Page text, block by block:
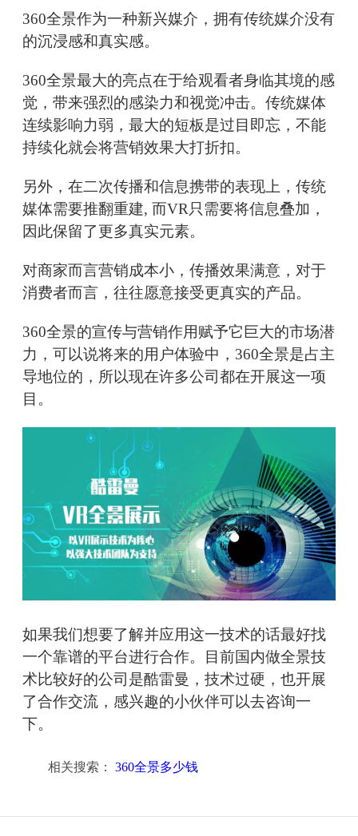
360全景作为一种新兴媒介，拥有传统媒介没有
的沉浸感和真实感。
360全景最大的亮点在于给观看者身临其境的感
觉，带来强烈的感染力和视觉冲击。传统媒体
连续影响力弱，最大的短板是过目即忘，不能
持续化就会将营销效果大打折扣。
另外，在二次传播和信息携带的表现上，传统
媒体需要推翻重建, 而VR只需要将信息叠加，
因此保留了更多真实元素。
对商家而言营销成本小，传播效果满意，对于
消费者而言，往往愿意接受更真实的产品。
360全景的宣传与营销作用赋予它巨大的市场潜
力，可以说将来的用户体验中，360全景是占主
导地位的，所以现在许多公司都在开展这一项
目。
如果我们想要了解并应用这一技术的话最好找
一个靠谱的平台进行合作。目前国内做全景技
术比较好的公司是酷雷曼，技术过硬，也开展
了合作交流，感兴趣的小伙伴可以去咨询一
下。
相关搜索： 360全景多少钱